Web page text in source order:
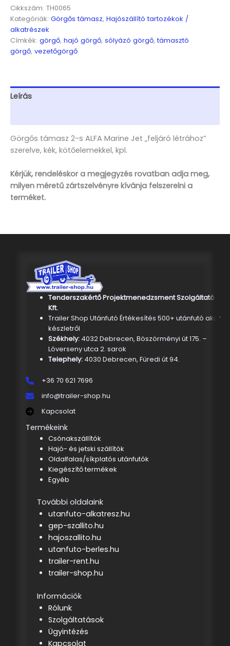
s
ALFA
Marine
Jet
"feljáró
létrához"
kötőelemekkel,
kpl.
Cikkszám: TH0065
Kategóriák: Görgős támasz, Hajószállító tartozékok /
alkatrészek
Címkék: görgő, hajó görgő, sólyázó görgő,támasztó
görgő, vezetőgörgő
Leírás
Görgős támasz 2-s ALFA Marine Jet „feljáró létrához”
szerelve, kék, kötőelemekkel, kpl.
Kérjük, rendeléskor a megjegyzés rovatban adja meg,
milyen méretű zártszelvényre kívánja felszerelni a
terméket.
Tenderszakértő Projektmenedzsment Szolgáltató
Kft.
Trailer Shop Utánfutó Értékesítés 500+ utánfutó akár
készletről
Székhely: 4032 Debrecen, Böszörményi út 175. –
Lóverseny utca 2. sarok
Telephely:4030 Debrecen, Füredi út 94.
+36 70 621 7696
info@trailer-shop.hu
Kapcsolat
Termékeink
Csónakszállítók
Hajó- és jetski szállítók
Oldalfalas/síkplatós utánfutók
Kiegészítő termékek
Egyéb
További oldalaink
utanfuto-alkatresz.hu
gep-szallito.hu
hajoszallito.hu
utanfuto-berles.hu
trailer-rent.hu
trailer-shop.hu
Információk
Rólunk
Szolgáltatások
Ügyintézés
Kapcsolat